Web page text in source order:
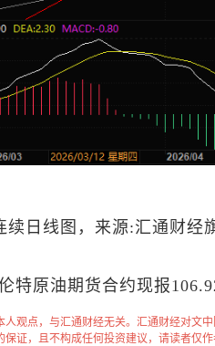
续日线图，来源:汇通财经
特原油期货合约现报
人观点，与汇通财经无关。汇通财经对文
保证，且不构成任何投资建议，请读者仅